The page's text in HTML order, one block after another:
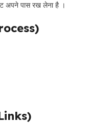
अपने पास रख लेना है ।